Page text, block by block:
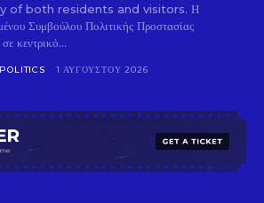
of both residents and visitors. Η
Συμβούλου Πολιτικής Προστασίας
κεντρικό...
1 ΑΥΓΟΎΣΤΟΥ 2026